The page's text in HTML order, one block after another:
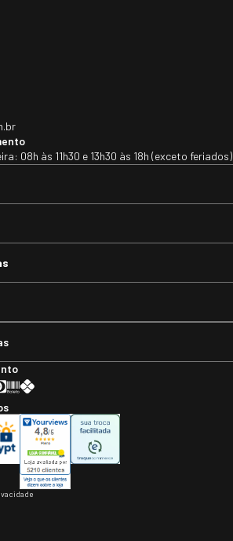
08h às 11h30 e 13h30 às 18h (exceto feriados)